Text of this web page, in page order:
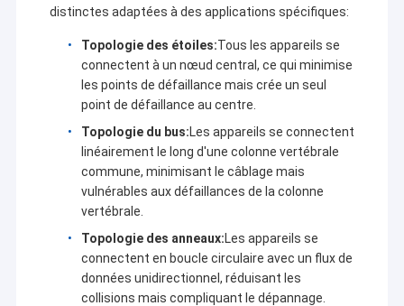
distinctes adaptées à des applications spécifiques:
Topologie des étoiles:Tous les appareils se
connectent à un nœud central, ce qui minimise
les points de défaillance mais crée un seul
point de défaillance au centre.
Topologie du bus:Les appareils se connectent
linéairement le long d'une colonne vertébrale
commune, minimisant le câblage mais
vulnérables aux défaillances de la colonne
vertébrale.
Topologie des anneaux:Les appareils se
connectent en boucle circulaire avec un flux de
données unidirectionnel, réduisant les
collisions mais compliquant le dépannage.